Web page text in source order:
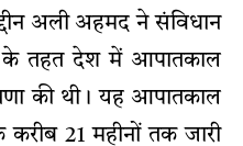
अली अहमद ने संविधान
तहत देश में आपातकाल
की थी। यह आपातकाल
करीब 21 महीनों तक जारी